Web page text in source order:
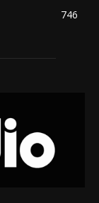
746